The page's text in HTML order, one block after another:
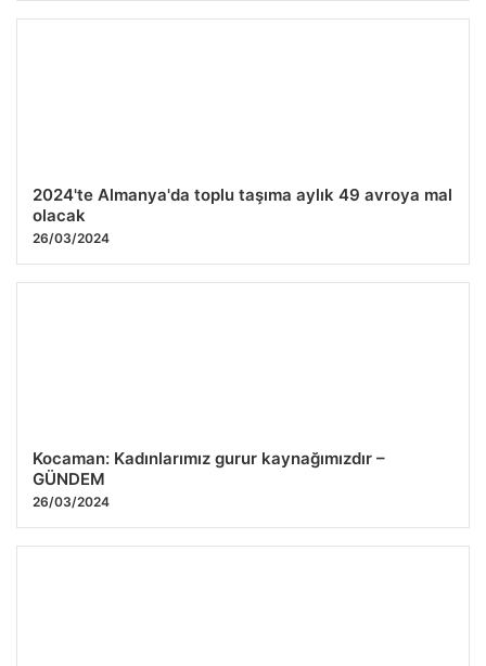
2024'te Almanya'da toplu taşıma aylık 49 avroya mal
olacak
26/03/2024
Kocaman: Kadınlarımız gurur kaynağımızdır –
GÜNDEM
26/03/2024